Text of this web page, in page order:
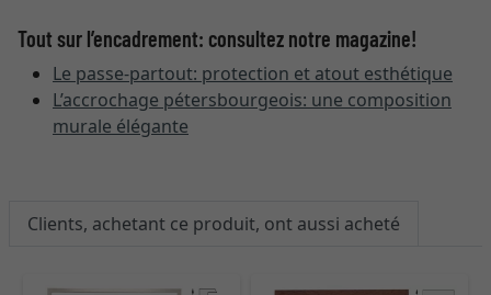
Tout sur l’encadrement: consultez notre magazine!
Le passe-partout: protection et atout esthétique
L’accrochage pétersbourgeois: une composition
murale élégante
Clients, achetant ce produit, ont aussi acheté